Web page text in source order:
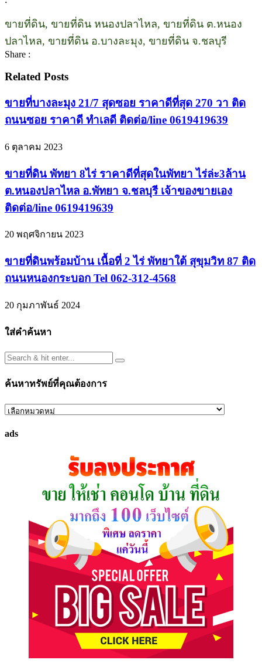
ขายที่ดิน, ขายที่ดิน หนองปลาไหล, ขายที่ดิน ต.หนอง
ปลาไหล, ขายที่ดิน อ.บางละมุง, ขายที่ดิน จ.ชลบุรี
Share :
Related Posts
ขายที่บางละมุง 21/7 สุดซอย ราคาดีที่สุด 270 วา ติด
ถนนซอย ราคาดี ทำเลดี ติดต่อ/line 0619419639
6 ตุลาคม 2023
ขายที่ดิน พัทยา 8ไร่ ราคาดีที่สุดในพัทยา ไร่ล่ะ3ล้าน
ต.หนองปลาไหล อ.พัทยา จ.ชลบุรี เจ้าของขายเอง
ติดต่อ/line 0619419639
20 พฤศจิกายน 2023
ขายที่ดินพร้อมบ้าน เนื้อที่ 2 ไร่ พัทยาใต้ สุขุมวิท 87 ติด
ถนนหนองกระบอก Tel 062-312-4568
20 กุมภาพันธ์ 2024
ใส่คำค้นหา
ค้นหาทรัพย์ที่คุณต้องการ
ค้นหา
ที่
ads